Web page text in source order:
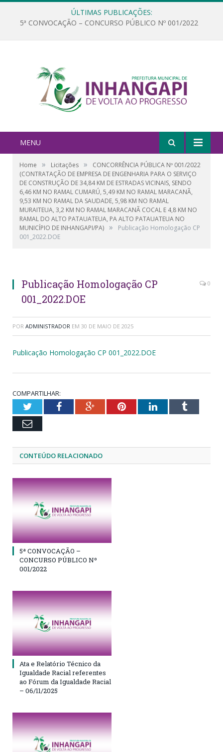
ÚLTIMAS PUBLICAÇÕES:
5ª CONVOCAÇÃO – CONCURSO PÚBLICO Nº 001/2022
MENU
Home » Licitações »
CONCORRÊNCIA PÚBLICA Nº 001/2022
(CONTRATAÇÃO DE EMPRESA DE ENGENHARIA PARA O SERVIÇO
DE CONSTRUÇÃO DE 34,84 KM DE ESTRADAS VICINAIS, SENDO
6,46 KM NO RAMAL CUMARÚ, 5,49 KM NO RAMAL MARACANÃ,
9,53 KM NO RAMAL DA SAUDADE, 5,98 KM NO RAMAL
MURAITEUA, 3,2 KM NO RAMAL MARACANÃ COCAL E 4,8 KM NO
RAMAL DO ALTO PATAUATEUA, PA ALTO PATAUATEUA NO
MUNICÍPIO DE INHANGAPI/PA) »
Publicação Homologação CP
001_2022.DOE
Publicação Homologação CP
001_2022.DOE
0
POR ADMINISTRADOR EM 30 DE MAIO DE 2025
Publicação Homologação CP 001_2022.DOE
COMPARTILHAR:
TwitterFacebookGoogle+PinterestLinkedInTumblr
Email
CONTEÚDO RELACIONADO
5ª CONVOCAÇÃO –
CONCURSO PÚBLICO Nº
001/2022
Ata e Relatório Técnico da
Igualdade Racial referentes
ao Fórum da Igualdade Racial
– 06/11/2025